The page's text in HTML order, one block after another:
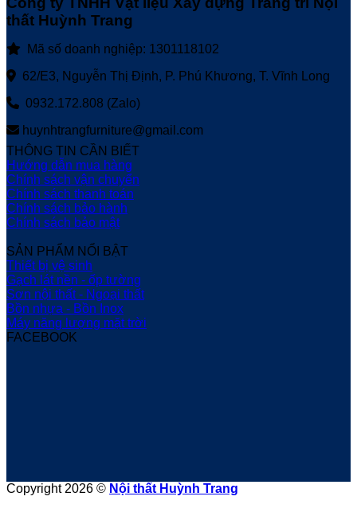
thất Huỳnh Trang
Mã số doanh nghiệp: 1301118102
62/E3, Nguyễn Thị Định, P. Phú Khương, T. Vĩnh Long
0932.172.808 (Zalo)
huynhtrangfurniture@gmail.com
THÔNG TIN CẦN BIẾT
Hướng dẫn mua hàng
Chính sách vận chuyển
Chính sách thanh toán
Chính sách bảo hành
Chính sách bảo mật
SẢN PHẨM NỔI BẬT
Thiết bị vệ sinh
Gạch lát nền - ốp tường
Sơn nội thất - Ngoại thất
Bồn nhựa - Bồn Inox
Máy năng lượng mặt trời
FACEBOOK
Copyright 2026 © Nội thất Huỳnh Trang